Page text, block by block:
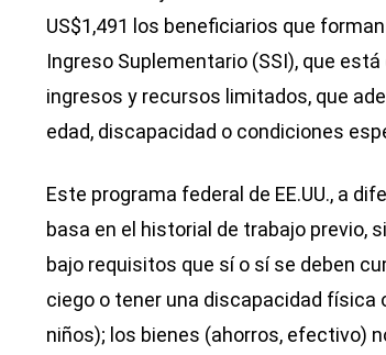
US$1,491 los beneficiarios que
Ingreso Suplementario (SSI), que
ingresos y recursos limitados, que
edad, discapacidad o condiciones
Este programa federal de EE.UU., a
basa en el historial de trabajo previo,
bajo requisitos que sí o sí se deben
ciego o tener una discapacidad
niños); los bienes (ahorros, efectivo)